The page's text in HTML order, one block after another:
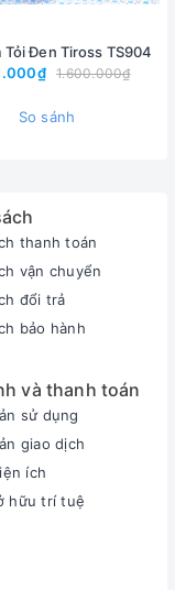
trầy xước tay
đối an toàn...
Tỏi Đen Tiross TS904
1.600.000₫
So sánh
thanh toán
vận chuyển
đổi trả
bảo hành
và thanh toán
sử dụng
giao dịch
ích
hữu trí tuệ